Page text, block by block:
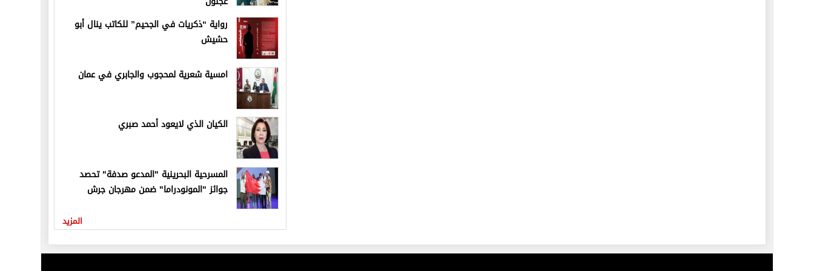
رواية “ذكريات في الجحيم” للكاتب ينال أبو
حشيش
امسية شعرية لمحجوب والجابري في عمان
الكيان الذي لايعود أحمد صبري
المسرحية البحرينية "المدعو صدفة" تحصد
جوائز "المونودراما" ضمن مهرجان جرش
المزيد